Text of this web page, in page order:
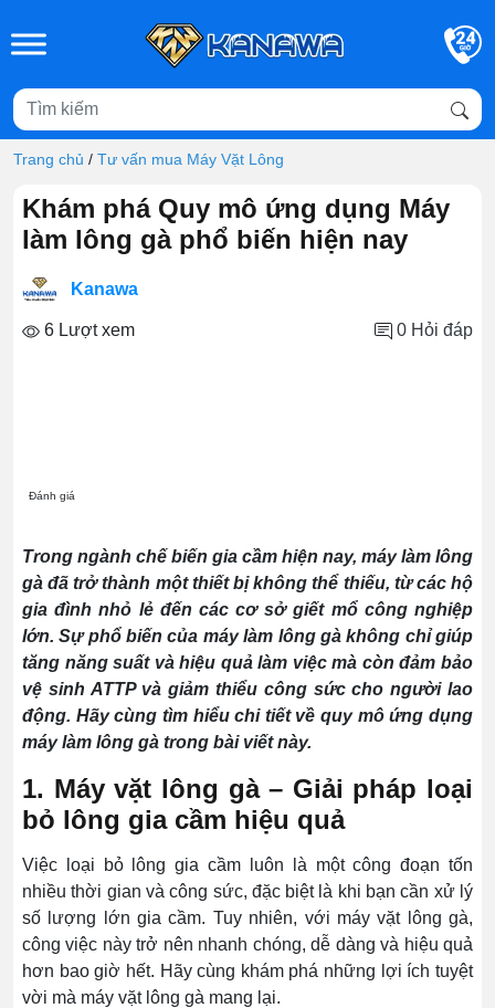
Trang chủ / Tư vấn mua Máy Vặt Lông
Khám phá Quy mô ứng dụng Máy
làm lông gà phổ biến hiện nay
Kanawa
6 Lượt xem 0 Hỏi đáp
Đánh giá
Trong ngành chế biến gia cầm hiện nay, máy làm lông
gà đã trở thành một thiết bị không thể thiếu, từ các hộ
gia đình nhỏ lẻ đến các cơ sở giết mổ công nghiệp
lớn. Sự phổ biến của máy làm lông gà không chỉ giúp
tăng năng suất và hiệu quả làm việc mà còn đảm bảo
vệ sinh ATTP và giảm thiểu công sức cho người lao
động. Hãy cùng tìm hiểu chi tiết về quy mô ứng dụng
máy làm lông gà trong bài viết này.
1. Máy vặt lông gà – Giải pháp loại
bỏ lông gia cầm hiệu quả
Việc loại bỏ lông gia cầm luôn là một công đoạn tốn
nhiều thời gian và công sức, đặc biệt là khi bạn cần xử lý
số lượng lớn gia cầm. Tuy nhiên, với máy vặt lông gà,
công việc này trở nên nhanh chóng, dễ dàng và hiệu quả
hơn bao giờ hết. Hãy cùng khám phá những lợi ích tuyệt
vời mà máy vặt lông gà mang lại.